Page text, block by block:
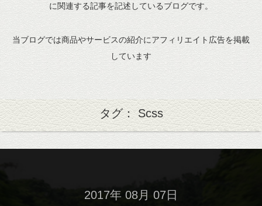
に関連する記事を記述しているブログです。
当ブログでは商品やサービスの紹介にアフィリエイト広告を掲載
しています
タグ： Scss
2017年 08月 07日